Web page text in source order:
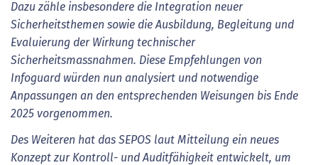
Dazu zähle insbesondere die Integration neuer
Sicherheitsthemen sowie die Ausbildung, Begleitung und
Evaluierung der Wirkung technischer
Sicherheitsmassnahmen. Diese Empfehlungen von
Infoguard würden nun analysiert und notwendige
Anpassungen an den entsprechenden Weisungen bis Ende
2025 vorgenommen.
Des Weiteren hat das SEPOS laut Mitteilung ein neues
Konzept zur Kontroll- und Auditfähigkeit entwickelt, um